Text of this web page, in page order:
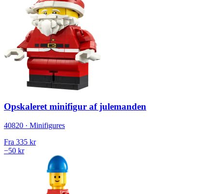
Opskaleret minifigur af julemanden
40820 · Minifigures
Fra 335 kr
−50 kr